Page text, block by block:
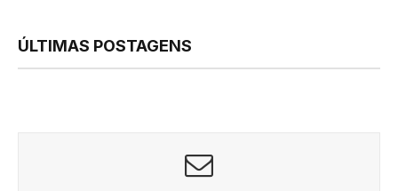
ÚLTIMAS POSTAGENS